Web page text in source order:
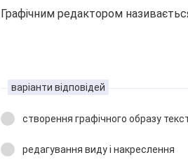
Графічним редактором
варіанти відповідей
створення графічного образу
редагування виду і накреслення